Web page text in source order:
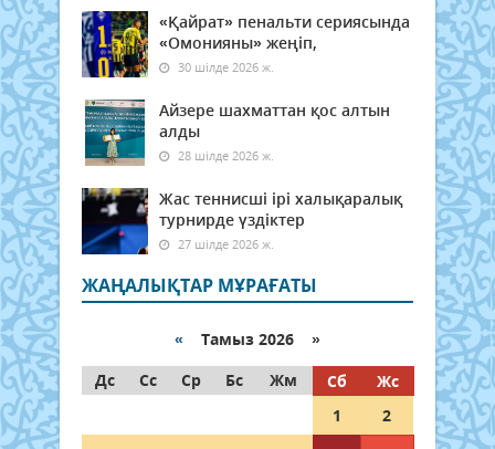
«Қайрат» пенальти сериясында
«Омонияны» жеңіп,
30 шілде 2026 ж.
Айзере шахматтан қос алтын
алды
28 шілде 2026 ж.
Жас теннисші ірі халықаралық
турнирде үздіктер
27 шілде 2026 ж.
ЖАҢАЛЫҚТАР МҰРАҒАТЫ
« Тамыз 2026 »
Дс
Сс Ср Бс Жм Сб
Жс
1
2